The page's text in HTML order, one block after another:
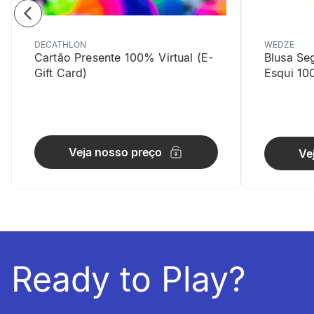
DECATHLON
Cartão Presente 100% Virtual (E-
Gift Card)
Veja nosso preço
WEDZE
Blusa
Esqui
Ready to Play?